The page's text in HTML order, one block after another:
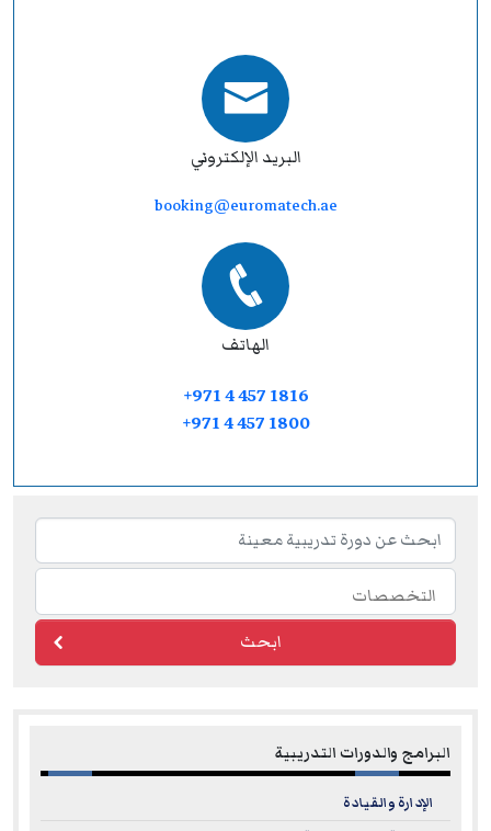
البريد الإلكتروني
booking@euromatech.ae
الهاتف
+971 4 457 1816
+971 4 457 1800
ابحث
البرامج والدورات التدريبية
الإدارة والقيادة